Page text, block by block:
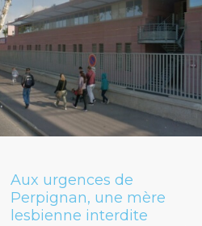
Aux urgences de
Perpignan, une mère
lesbienne interdite